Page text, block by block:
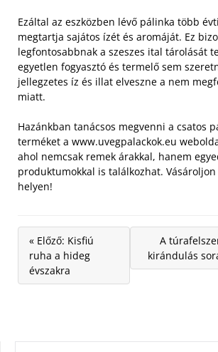
Ezáltal az eszközben lévő pálinka több
megtartja sajátos ízét és aromáját. Ez
legfontosabbnak a szeszes ital tárolását
egyetlen fogyasztó és termelő sem
jellegzetes íz és illat elveszne a nem
miatt.
Hazánkban tanácsos megvenni a csatos
terméket a www.uvegpalackok.eu
ahol nemcsak remek árakkal, hanem
produktumokkal is találkozhat.
helyen!
« Előző: Kisfiú
ruha a hideg
évszakra
A
kirándulás